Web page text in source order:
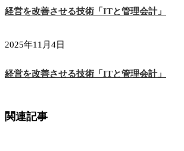
経営を改善させる技術「ITと管理会計」
2025年11月4日
経営を改善させる技術「ITと管理会計」
関連記事